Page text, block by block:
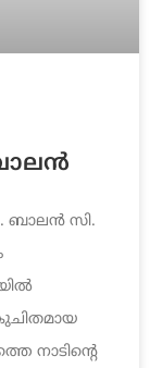
ബാലൻ സി.
നാടിന്റെ